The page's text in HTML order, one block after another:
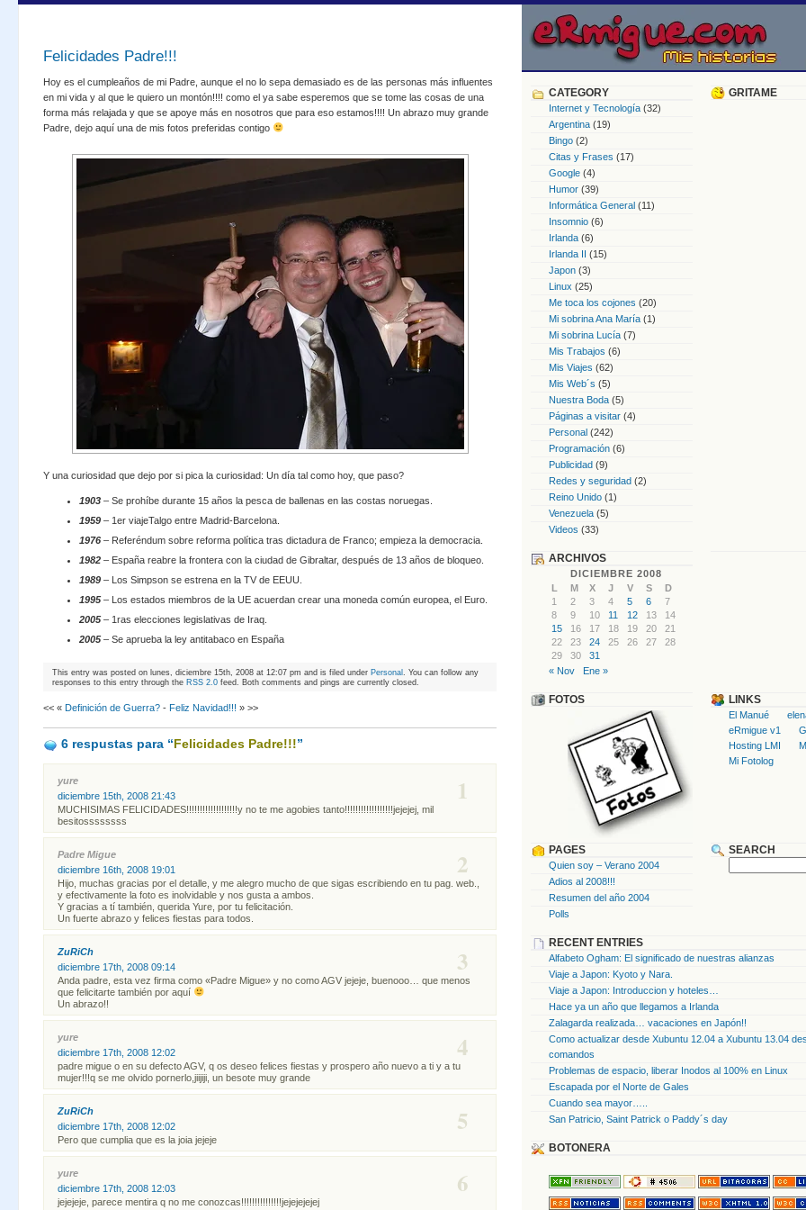
Felicidades Padre!!!
Hoy es el cumpleaños de mi Padre, aunque el no lo sepa demasiado es de las personas más influentes
en mi vida y al que le quiero un montón!!!! como el ya sabe esperemos que se tome las cosas de una
forma más relajada y que se apoye más en nosotros que para eso estamos!!!! Un abrazo muy grande
Padre, dejo aquí una de mis fotos preferidas contigo
Y una curiosidad que dejo por si pica la curiosidad: Un día tal como hoy, que paso?
1903 – Se prohíbe durante 15 años la pesca de ballenas en las costas noruegas.
1959 – 1er viajeTalgo entre Madrid-Barcelona.
1976 – Referéndum sobre reforma política tras dictadura de Franco; empieza la democracia.
1982 – España reabre la frontera con la ciudad de Gibraltar, después de 13 años de bloqueo.
1989 – Los Simpson se estrena en la TV de EEUU.
1995– Los estados miembros de la UE acuerdan crear una moneda común europea, el Euro.
2005– 1ras elecciones legislativas de Iraq.
2005– Se aprueba la ley antitabaco en España
This entry was posted on lunes, diciembre 15th, 2008 at 12:07 pm and is filed under Personal . You can follow any
responses to this entry through the RSS 2.0 feed. Both comments and pings are currently closed.
<< « Definición de Guerra? - Feliz Navidad!!! » >>
6 respustas para “ Felicidades Padre!!!”
1
yure
diciembre 15th, 2008 21:43
MUCHISIMAS FELICIDADES!!!!!!!!!!!!!!!!!!!y no te me agobies tanto!!!!!!!!!!!!!!!!!!jejejej, mil
besitossssssss
2
Padre Migue
diciembre 16th, 2008 19:01
Hijo, muchas gracias por el detalle, y me alegro mucho de que sigas escribiendo en tu pag. web.,
y efectivamente la foto es inolvidable y nos gusta a ambos.
Y gracias a tí también, querida Yure, por tu felicitación.
Un fuerte abrazo y felices fiestas para todos.
3
ZuRiCh
diciembre 17th, 2008 09:14
Anda padre, esta vez firma como «Padre Migue» y no como AGV jejeje, buenooo… que menos
que felicitarte también por aquí
Un abrazo!!
4
yure
diciembre 17th, 2008 12:02
padre migue o en su defecto AGV, q os deseo felices fiestas y prospero año nuevo a ti y a tu
mujer!!!q se me olvido pornerlo,jiijiji, un besote muy grande
5
ZuRiCh
diciembre 17th, 2008 12:02
Pero que cumplia que es la joia jejeje
6
yure
diciembre 17th, 2008 12:03
jejejeje, parece mentira q no me conozcas!!!!!!!!!!!!!!!jejejejejej
CATEGORY
Internet y Tecnología (32)
Argentina (19)
Bingo (2)
Citas y Frases (17)
Google (4)
Humor (39)
Informática General (11)
Insomnio (6)
Irlanda (6)
Irlanda II (15)
Japon (3)
Linux (25)
Me toca los cojones (20)
Mi sobrina Ana María (1)
Mi sobrina Lucía (7)
Mis Trabajos (6)
Mis Viajes (62)
Mis Web´s (5)
Nuestra Boda (5)
Páginas a visitar (4)
Personal (242)
Programación (6)
Publicidad (9)
Redes y seguridad (2)
Reino Unido (1)
Venezuela (5)
Videos (33)
GRITAME
ARCHIVOS
DICIEMBRE 2008
L
M X J V S
D
1
2 3 4 5 6
7
8
9 10 11 12 13
14
15
16 17 18 19 20
21
22
23 24 25 26 27
28
29
30
31
« Nov
Ene »
FOTOS LINKS
El Manué
eRmigue v1
Hosting LMI
Mi Fotolog
PAGES
Quien soy – Verano 2004
Adios al 2008!!!
Resumen del año 2004
Polls
SEARCH
RECENT ENTRIES
Alfabeto Ogham: El significado de nuestras alianzas
Viaje a Japon: Kyoto y Nara.
Viaje a Japon: Introduccion y hoteles…
Hace ya un año que llegamos a Irlanda
Zalagarda realizada… vacaciones en Japón!!
Como actualizar desde Xubuntu 12.04 a Xubuntu 13.04
comandos
Problemas de espacio, liberar Inodos al 100% en Linux
Escapada por el Norte de Gales
Cuando sea mayor…..
San Patricio, Saint Patrick o Paddy´s day
BOTONERA